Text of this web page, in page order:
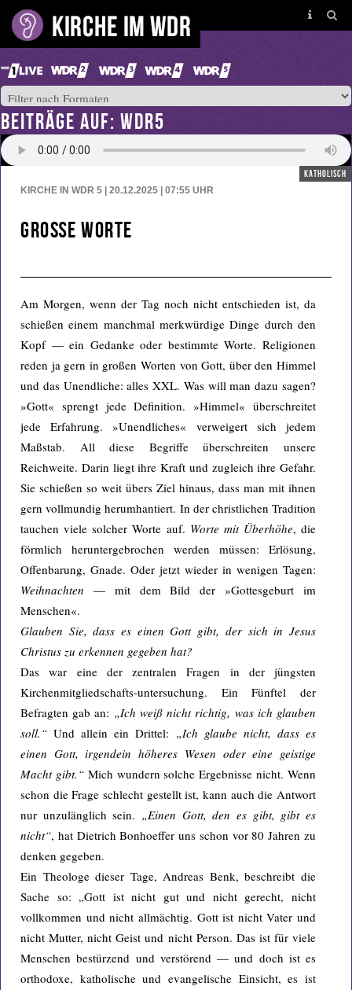
BEITRÄGE AUF: WDR5
katholisch
KIRCHE IN WDR 5 | 20.12.2025 | 07:55 UHR
Große Worte
Am Morgen, wenn der Tag noch nicht entschieden ist, da
schießen einem manchmal merkwürdige Dinge durch den
Kopf — ein Gedanke oder bestimmte Worte. Religionen
reden ja gern in großen Worten von Gott, über den Himmel
und das Unendliche: alles XXL. Was will man dazu sagen?
»Gott« sprengt jede Definition. »Himmel« überschreitet
jede Erfahrung. »Unendliches« verweigert sich jedem
Maßstab. All diese Begriffe überschreiten unsere
Reichweite. Darin liegt ihre Kraft und zugleich ihre Gefahr.
Sie schießen so weit übers Ziel hinaus, dass man mit ihnen
gern vollmundig herumhantiert. In der christlichen Tradition
tauchen viele solcher Worte auf. Worte mit Überhöhe, die
förmlich heruntergebrochen werden müssen: Erlösung,
Offenbarung, Gnade. Oder jetzt wieder in wenigen Tagen:
Weihnachten — mit dem Bild der »Gottesgeburt im
Menschen«.
Glauben Sie, dass es einen Gott gibt, der sich in Jesus
Christus zu erkennen gegeben hat?
Das war eine der zentralen Fragen in der jüngsten
Kirchenmitgliedschafts-untersuchung. Ein Fünftel der
Befragten gab an: „Ich weiß nicht richtig, was ich glauben
soll. “ Und allein ein Drittel: „Ich glaube nicht, dass es
einen Gott, irgendein höheres Wesen oder eine geistige
Macht gibt. “ Mich wundern solche Ergebnisse nicht. Wenn
schon die Frage schlecht gestellt ist, kann auch die Antwort
nur unzulänglich sein. „Einen Gott, den es gibt, gibt es
nicht“, hat Dietrich Bonhoeffer uns schon vor 80 Jahren zu
denken gegeben.
Ein Theologe dieser Tage, Andreas Benk, beschreibt die
Sache so: „Gott ist nicht gut und nicht gerecht, nicht
vollkommen und nicht allmächtig. Gott ist nicht Vater und
nicht Mutter, nicht Geist und nicht Person. Das ist für viele
Menschen bestürzend und verstörend — und doch ist es
orthodoxe, katholische und evangelische Einsicht, es ist